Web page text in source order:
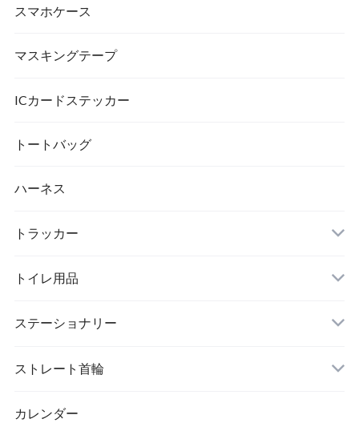
スマホケース
マスキングテープ
ICカードステッカー
トートバッグ
ハーネス
トラッカー
トイレ用品
猫砂
トイレ
ステーショナリー
ストレート首輪
カレンダー